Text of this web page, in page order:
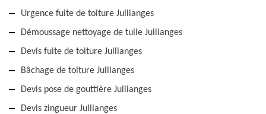
Urgence fuite de toiture Jullianges
Démoussage nettoyage de tuile Jullianges
Devis fuite de toiture Jullianges
Bâchage de toiture Jullianges
Devis pose de gouttière Jullianges
Devis zingueur Jullianges